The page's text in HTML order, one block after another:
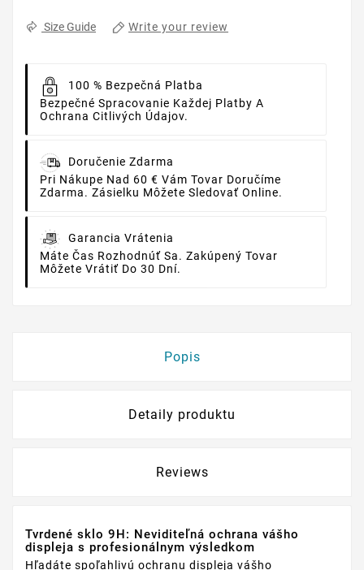
Size Guide Write your review
100 % Bezpečná Platba
Bezpečné Spracovanie Každej Platby A
Ochrana Citlivých Údajov.
Doručenie Zdarma
Pri Nákupe Nad 60 € Vám Tovar Doručíme
Zdarma. Zásielku Môžete Sledovať Online.
Garancia Vrátenia
Máte Čas Rozhodnúť Sa. Zakúpený Tovar
Môžete Vrátiť Do 30 Dní.
Popis
Detaily produktu
Reviews
Tvrdené sklo 9H: Neviditeľná ochrana vášho
displeja s profesionálnym výsledkom
Hľadáte spoľahlivú ochranu displeja vášho